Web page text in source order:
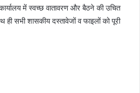
में स्वच्छ वातावरण और बैठने की उचित
ही सभी शासकीय दस्तावेजों व फाइलों को पूरी